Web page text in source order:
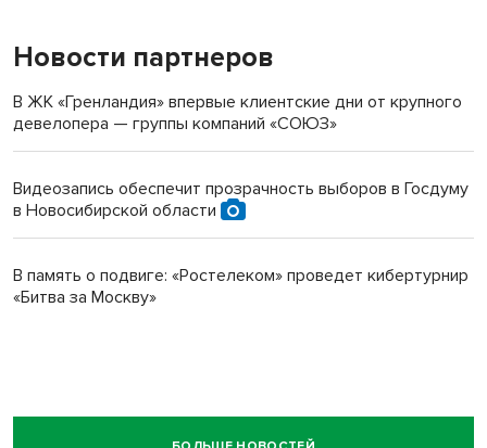
Новости партнеров
В ЖК «Гренландия» впервые клиентские дни от крупного
девелопера — группы компаний «СОЮЗ»
Видеозапись обеспечит прозрачность выборов в Госдуму
в Новосибирской области
В память о подвиге: «Ростелеком» проведет кибертурнир
«Битва за Москву»